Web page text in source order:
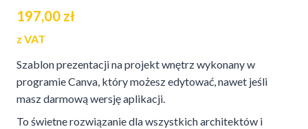
na
podstawie
oceny
197,00 zł
z VAT
Szablon prezentacji na projekt wnętrz wykonany w
programie Canva, który możesz edytować, nawet jeśli
masz darmową wersję aplikacji.
To świetne rozwiązanie dla wszystkich architektów i